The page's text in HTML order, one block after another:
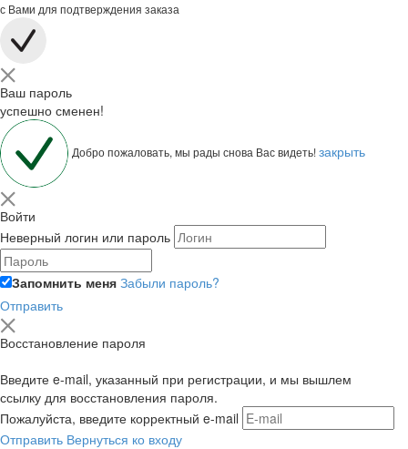
с Вами для подтверждения заказа
Ваш пароль
успешно сменен!
Добро пожаловать, мы рады снова Вас видеть!закрыть
Войти
Неверный логин или пароль
Запомнить меня Забыли пароль?
Отправить
Восстановление пароля
Введите e-mail, указанный при регистрации, и мы вышлем
ссылку для восстановления пароля.
Пожалуйста, введите корректный e-mail
Отправить Вернуться ко входу